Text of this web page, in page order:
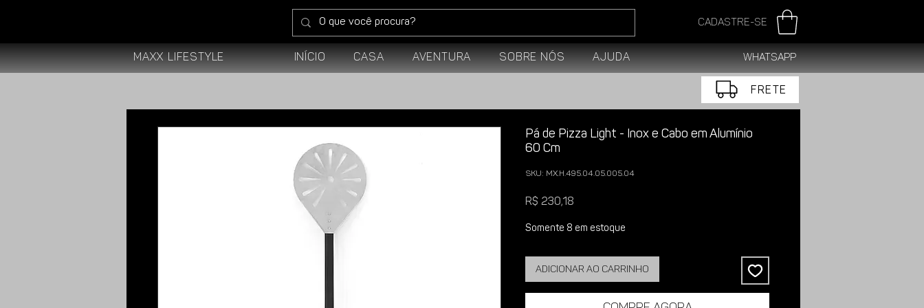
Cadastre-se
Maxx Lifestyle Início Casa Aventura Sobre Nós Ajuda WhatsApp
FRETE
Pá de Pizza Light - Inox e Cabo em Alumínio
60 Cm
SKU: MX.H.495.04.05.005.04
R$ 230,18
Somente 8 em estoque
Adicionar ao carrinho